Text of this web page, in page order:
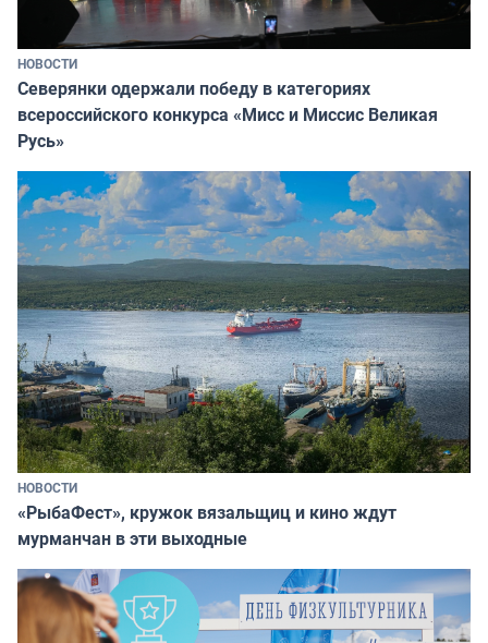
НОВОСТИ
Северянки одержали победу в категориях
всероссийского конкурса «Мисс и Миссис Великая
Русь»
НОВОСТИ
«РыбаФест», кружок вязальщиц и кино ждут
мурманчан в эти выходные